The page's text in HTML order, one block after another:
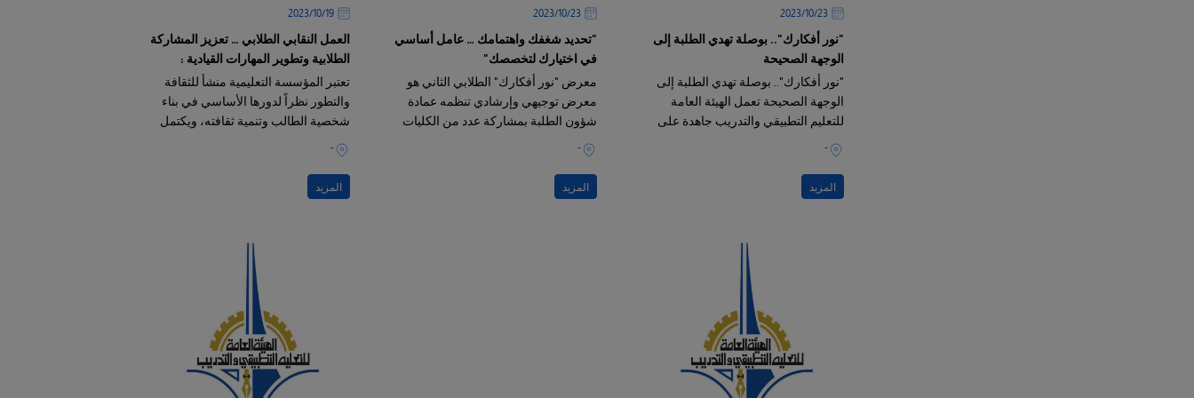
23‏/10‏/2023
"نور أفكارك".. بوصلة تهدي الطلبة إلى
الوجهة الصحيحة
"نور أفكارك".. بوصلة تهدي الطلبة إلى
الوجهة الصحيحة تعمل الهيئة العامة
للتعليم التطبيقي والتدريب جاهدة على
تأهيل أبنائها في شتى المجالات الأكاديمية
والتدريبية بجودة عالية ،
-
المزيد
23‏/10‏/2023
"تحديد شغفك واهتمامك … عامل أساسي
في اختيارك لتخصصك"
معرض "نور أفكارك" الطلابي الثاني هو
معرض توجيهي وإرشادي تنظمه عمادة
شؤون الطلبة بمشاركة عدد من الكليات
والمعاهد والعمادات والإدارات ذات
-
المزيد
19‏/10‏/2023
العمل النقابي الطلابي … تعزيز المشاركة
الطلابية وتطوير المهارات القيادية :
تعتبر المؤسسة التعليمية منشأ للثقافة
والتطور نظراً لدورها الأساسي في بناء
شخصية الطالب وتنمية ثقافته، ويكتمل
ذلك في المحافظة على حقوق منتسبيها
-
المزيد